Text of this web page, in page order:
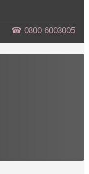
☎︎ 0800 6003005